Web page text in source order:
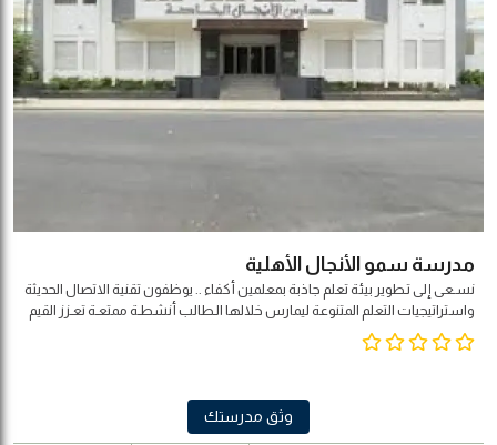
مدرسة سمو الأنجال الأهلية
نسـعى إلى تـطوير بيئة تعلم جاذبة بمعلمين أكفاء .. يوظفون تقنية الاتصال الحديثة
واستراتيجيات التعلم المتنوعة ليمارس خلالها الـطالب أنشطـة ممتعـة تعـزز القيم
الأصيلة وتحـترم التـنـوع الثقافي لـبـنـاء شخـصـيته المتـكاملة بمـشاركة مجـتـمـعـيـة
وفـق مـؤشـرات الـجـودة العالمية .
وثق مدرستك